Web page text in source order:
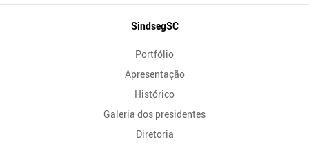
SindsegSC
Portfólio
Apresentação
Histórico
Galeria dos presidentes
Diretoria